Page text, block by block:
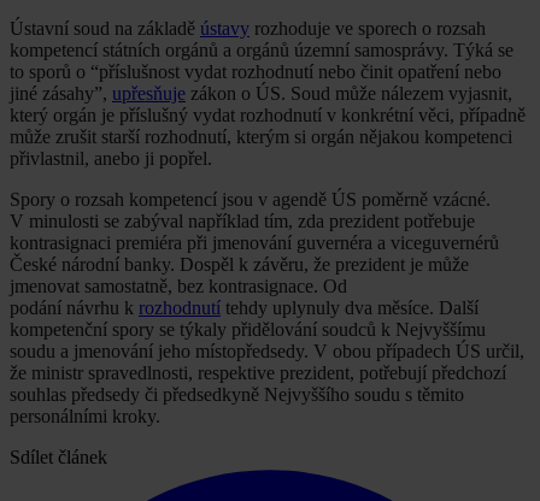
Ústavní soud na základě ústavy rozhoduje ve sporech o rozsah
kompetencí státních orgánů a orgánů územní samosprávy. Týká se
to sporů o “příslušnost vydat rozhodnutí nebo činit opatření nebo
jiné zásahy”, upřesňuje zákon o ÚS. Soud může nálezem vyjasnit,
který orgán je příslušný vydat rozhodnutí v konkrétní věci, případně
může zrušit starší rozhodnutí, kterým si orgán nějakou kompetenci
přivlastnil, anebo ji popřel.
Spory o rozsah kompetencí jsou v agendě ÚS poměrně vzácné.
V minulosti se zabýval například tím, zda prezident potřebuje
kontrasignaci premiéra při jmenování guvernéra a viceguvernérů
České národní banky. Dospěl k závěru, že prezident je může
jmenovat samostatně, bez kontrasignace. Od
podání návrhu k rozhodnutí tehdy uplynuly dva měsíce. Další
kompetenční spory se týkaly přidělování soudců k Nejvyššímu
soudu a jmenování jeho místopředsedy. V obou případech ÚS určil,
že ministr spravedlnosti, respektive prezident, potřebují předchozí
souhlas předsedy či předsedkyně Nejvyššího soudu s těmito
personálními kroky.
Sdílet článek